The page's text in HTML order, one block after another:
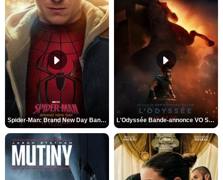
Spider-Man: Brand New Day Bande-annonce VO STFR L'Odyssée Bande-annonce VO STFR